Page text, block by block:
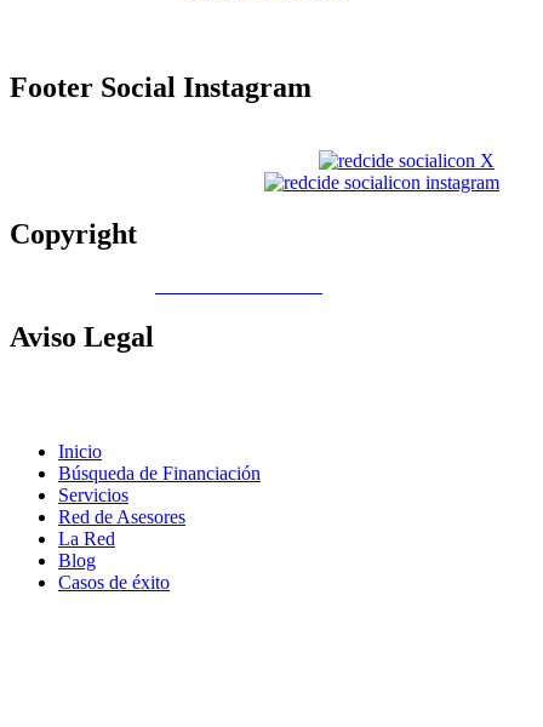
Footer Social Instagram
Copyright
Aviso Legal
Inicio
Búsqueda de Financiación
Servicios
Red de Asesores
La Red
Blog
Casos de éxito